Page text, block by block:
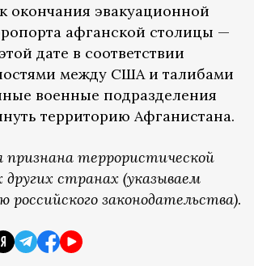
окончания эвакуационной
афганской столицы —
дате в соответствии
между США и талибами
военные подразделения
территорию Афганистана.
признана террористической
странах (указываем
российского законодательства).